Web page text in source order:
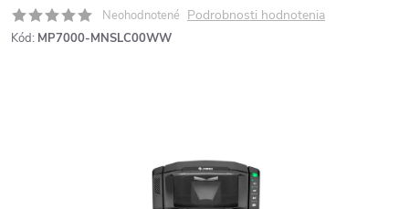
Neohodnotené Podrobnosti hodnotenia
Kód: MP7000-MNSLC00WW